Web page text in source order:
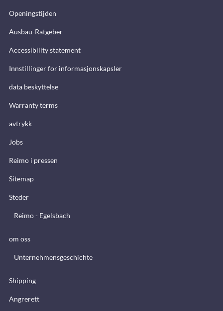
Openingstijden
Ausbau-Ratgeber
Accessibility statement
Innstillinger for informasjonskapsler
data beskyttelse
Warranty terms
avtrykk
Jobs
Reimo i pressen
Sitemap
Steder
Reimo - Egelsbach
om oss
Unternehmensgeschichte
Shipping
Angrerett